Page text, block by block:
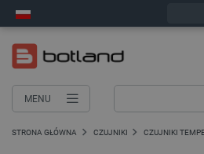
MENU
STRONA GŁÓWNA CZUJNIKI CZUJNIKI